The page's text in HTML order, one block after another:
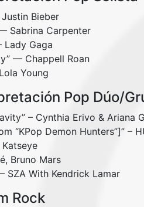
Bieber
Sabrina Carpenter
Lady Gaga
— Chappell Roan
Young
Pop Dúo/
– Cynthia Erivo & Ariana
“KPop Demon Hunters”]” –
Katseye
Bruno Mars
SZA With Kendrick Lamar
Rock